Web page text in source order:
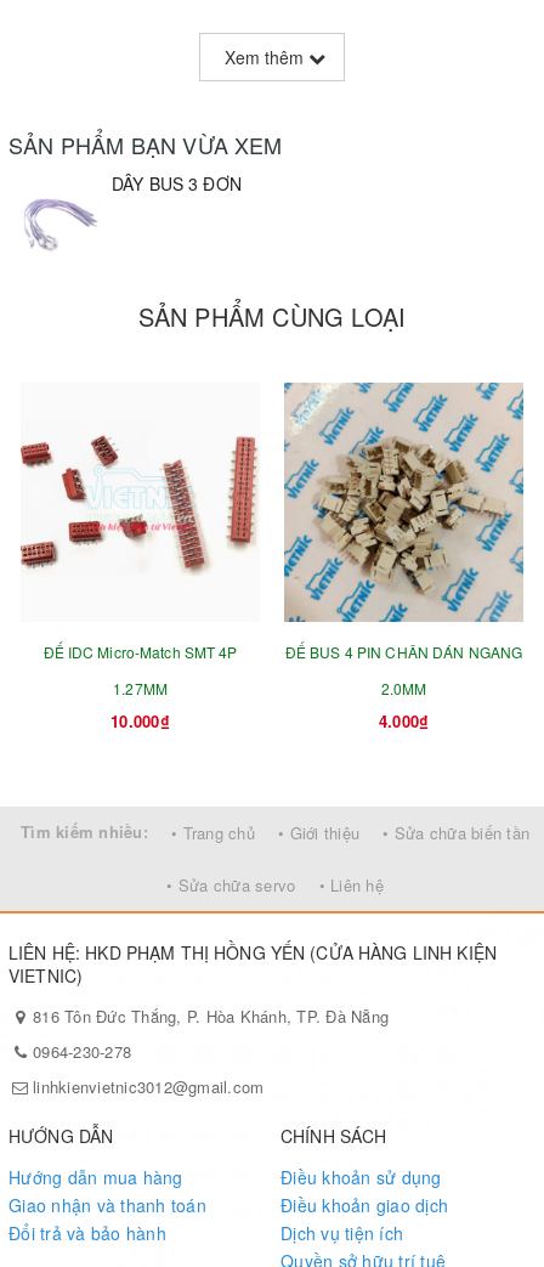
Xem thêm
SẢN PHẨM BẠN VỪA XEM
DÂY BUS 3 ĐƠN
SẢN PHẨM CÙNG LOẠI
ĐẾ IDC Micro-Match SMT 4P
1.27MM
10.000₫
ĐẾ BUS 4 PIN CHÂN DÁN NGANG
2.0MM
4.000₫
Tìm kiếm nhiều: • Trang chủ • Giới thiệu • Sửa chữa biến tần
• Sửa chữa servo • Liên hệ
LIÊN HỆ: HKD PHẠM THỊ HỒNG YẾN (CỬA HÀNG LINH KIỆN
VIETNIC)
816 Tôn Đức Thắng, P. Hòa Khánh, TP. Đà Nẵng
0964-230-278
linhkienvietnic3012@gmail.com
HƯỚNG DẪN
Hướng dẫn mua hàng
Giao nhận và thanh toán
Đổi trả và bảo hành
CHÍNH SÁCH
Điều khoản sử dụng
Điều khoản giao dịch
Dịch vụ tiện ích
Quyền sở hữu trí tuệ